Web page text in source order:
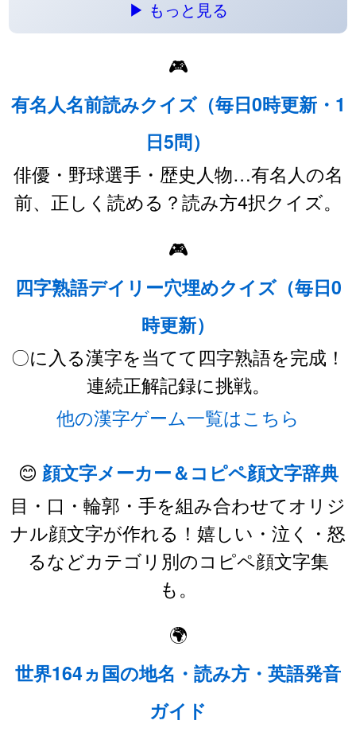
▶ もっと見る
🎮
有名人名前読みクイズ（毎日0時更新・1
日5問）
俳優・野球選手・歴史人物…有名人の名
前、正しく読める？読み方4択クイズ。
🎮
四字熟語デイリー穴埋めクイズ（毎日0
時更新）
〇に入る漢字を当てて四字熟語を完成！
連続正解記録に挑戦。
他の漢字ゲーム一覧はこちら
😊 顔文字メーカー＆コピペ顔文字辞典
目・口・輪郭・手を組み合わせてオリジ
ナル顔文字が作れる！嬉しい・泣く・怒
るなどカテゴリ別のコピペ顔文字集
も。
🌍
世界164ヵ国の地名・読み方・英語発音
ガイド